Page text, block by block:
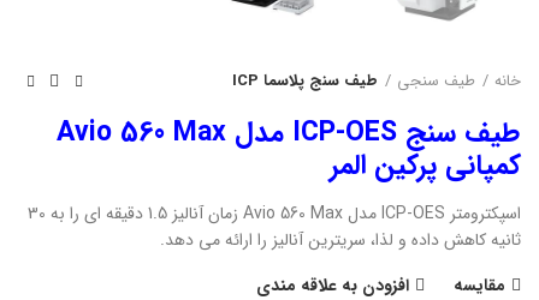
خانه طیف سنجی طیف سنج پلاسما ICP
طیف سنج ICP-OES مدل Avio 560 Max
کمپانی پرکین المر
اسپکترومتر ICP-OES مدل Avio 560 Max زمان آنالیز 1.5 دقیقه ای را به 30
ثانیه کاهش داده و لذا، سریترین آنالیز را ارائه می دهد.
مقایسه
افزودن به علاقه مندی